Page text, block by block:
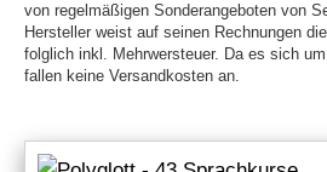
von regelmäßigen Sonderangeboten von
Hersteller weist auf seinen Rechnungen
folglich inkl. Mehrwersteuer. Da es sich
fallen keine Versandkosten an.